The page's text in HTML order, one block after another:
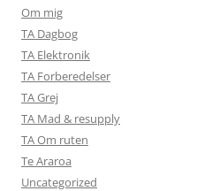
Om mig
TA Dagbog
TA Elektronik
TA Forberedelser
TA Grej
TA Mad & resupply
TA Om ruten
Te Araroa
Uncategorized